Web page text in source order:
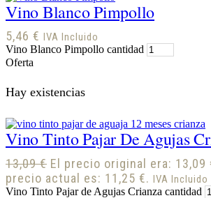
Vino Blanco Pimpollo
5,46 € IVA Incluido
Vino Blanco Pimpollo cantidad
Oferta
Hay existencias
Vino Tinto Pajar De Agujas
13,09€ El precio original era: 13,09
precio actual es: 11,25 €. IVA Incluido
Vino Tinto Pajar de Agujas Crianza cantidad